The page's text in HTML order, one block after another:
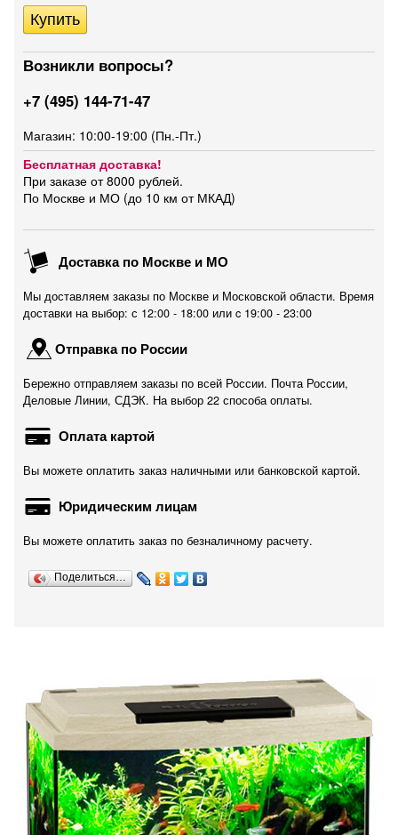
Возникли вопросы?
+7 (495) 144-71-47
Магазин: 10:00-19:00 (Пн.-Пт.)
Бесплатная доставка!
При заказе от 8000 рублей.
По Москве и МО (до 10 км от МКАД)
Доставка по Москве и МО
Мы доставляем заказы по Москве и Московской области. Время
доставки на выбор: с 12:00 - 18:00 или c 19:00 - 23:00
Отправка по России
Бережно отправляем заказы по всей России. Почта России,
Деловые Линии, СДЭК. На выбор 22 способа оплаты.
Оплата картой
Вы можете оплатить заказ наличными или банковской картой.
Юридическим лицам
Вы можете оплатить заказ по безналичному расчету.
Поделиться…